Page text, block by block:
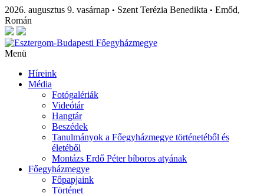
2026. augusztus 9. vasárnap • Szent Terézia Benedikta • Emőd,
Román
Menü
Híreink
Média
Fotógalériák
Videótár
Hangtár
Beszédek
Tanulmányok a Főegyházmegye történetéből és
életéből
Montázs Erdő Péter bíboros atyának
Főegyházmegye
Főpapjaink
Történet